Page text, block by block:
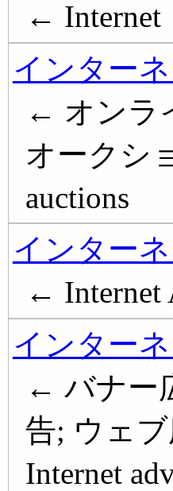
← Internet
インター
← オンラ
オークシ
auctions
インター
← Internet
インター
← バナー
告; ウェ
Internet